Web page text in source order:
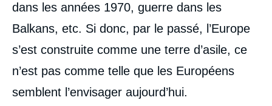
dans les années 1970, guerre dans les
Balkans, etc. Si donc, par le passé, l’Europe
s’est construite comme une terre d’asile, ce
n’est pas comme telle que les Européens
semblent l’envisager aujourd’hui.